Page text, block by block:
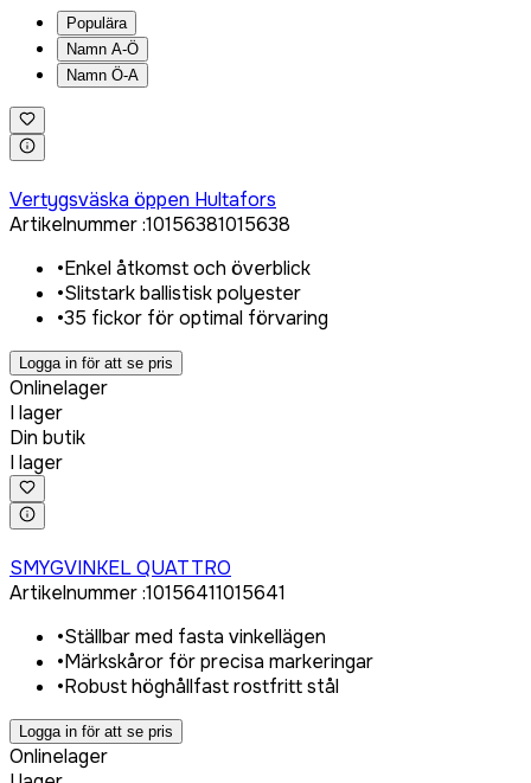
Populära
Namn A-Ö
Namn Ö-A
Vertygsväska öppen Hultafors
Artikelnummer:10156381015638
•Enkel åtkomst och överblick
•Slitstark ballistisk polyester
•35 fickor för optimal förvaring
Logga in för att se pris
Onlinelager
I lager
Din butik
I lager
SMYGVINKEL QUATTRO
Artikelnummer:10156411015641
•Ställbar med fasta vinkellägen
•Märkskåror för precisa markeringar
•Robust höghållfast rostfritt stål
Logga in för att se pris
Onlinelager